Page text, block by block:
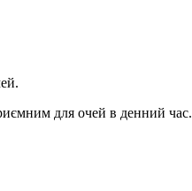
для очей в денний час.